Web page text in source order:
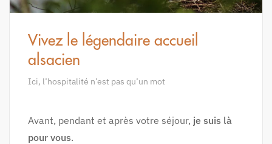
Vivez le légendaire accueil
alsacien
Ici, l’hospitalité n’est pas qu’un mot
Avant, pendant et après votre séjour, je suis là
pour vous.